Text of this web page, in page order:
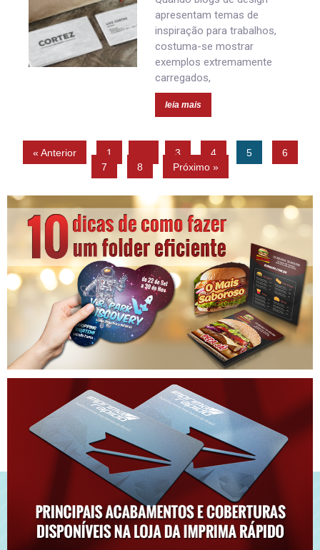
apresentam temas de
inspiração para trabalhos,
costuma-se mostrar
exemplos extremamente
carregados,
leia mais
« Anterior 1 3 4 5
6
7
8 Próximo »